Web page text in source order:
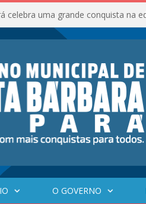
celebra uma grande conquista na
O GOVERNO